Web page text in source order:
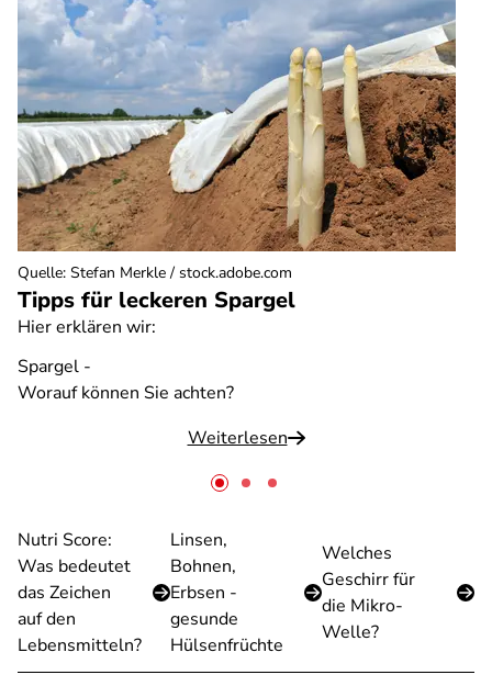
Tipps für leckeren Spargel
Hier erklären wir:
Spargel -
Worauf können Sie achten?
Weiterlesen
Quelle: Stefan Merkle / stock.adobe.com
Nutri Score:
Was bedeutet
das Zeichen
auf den
Lebensmitteln?
Linsen,
Bohnen,
Erbsen -
gesunde
Hülsenfrüchte
Welches
Geschirr für
die Mikro-
Welle?